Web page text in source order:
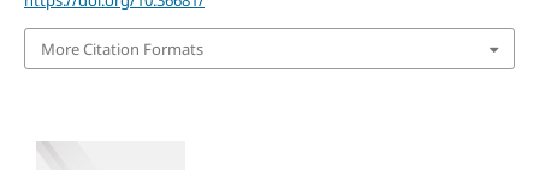
More Citation Formats